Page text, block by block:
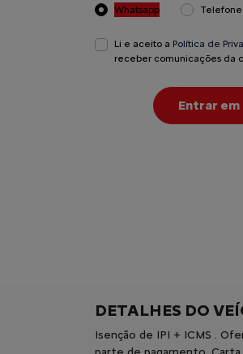
Whatsapp Telefone
Li e aceito a Política de
receber comunicações da
Entrar
DETALHES DO
Isenção de IPI + ICMS .